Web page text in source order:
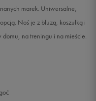
marek. Uniwersalne,
Noś je z bluzą, koszulką i
na treningu i na mieście.